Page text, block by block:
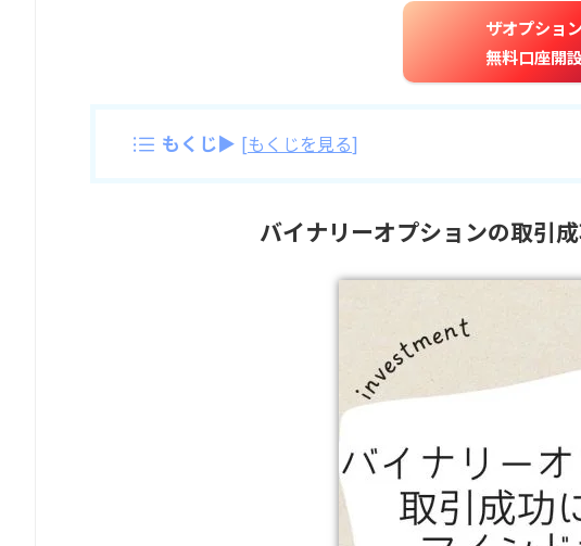
ザオプショ
無料口座開
もくじ▶ [もくじを見る]
バイナリーオプションの取引